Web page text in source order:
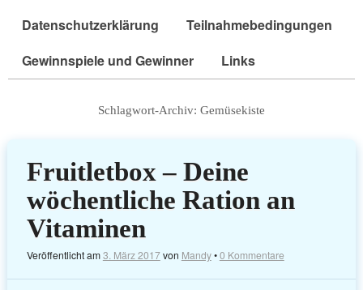
Datenschutzerklärung
Teilnahmebedingungen
Gewinnspiele und Gewinner
Links
Schlagwort-Archiv: Gemüsekiste
Fruitletbox – Deine
wöchentliche Ration an
Vitaminen
Veröffentlicht am3. März 2017von Mandy•0 Kommentare